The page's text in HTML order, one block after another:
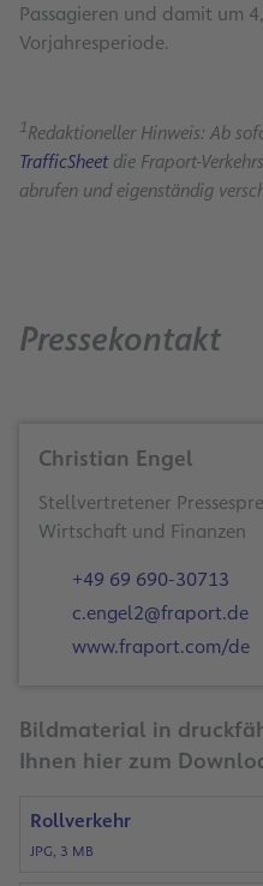
Passagieren und damit um
Vorjahresperiode.
1Redaktioneller Hinweis: Ab
TrafficSheetdie Fraport-
abrufen und eigenständig
Pressekontakt
Christian Engel
Stellvertretener
Wirtschaft und Finanzen
+49 69 690-30713
c.engel2@fraport.de
www.fraport.com/de
Bildmaterial in
Ihnen hier zum
Rollverkehr
JPG, 3 MB